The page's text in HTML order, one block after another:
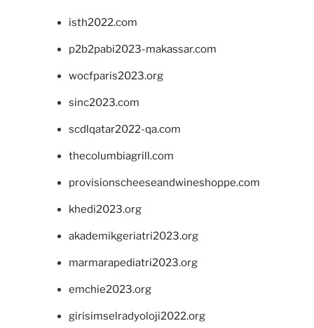
isth2022.com
p2b2pabi2023-makassar.com
wocfparis2023.org
sinc2023.com
scdlqatar2022-qa.com
thecolumbiagrill.com
provisionscheeseandwineshoppe.com
khedi2023.org
akademikgeriatri2023.org
marmarapediatri2023.org
emchie2023.org
girisimselradyoloji2022.org